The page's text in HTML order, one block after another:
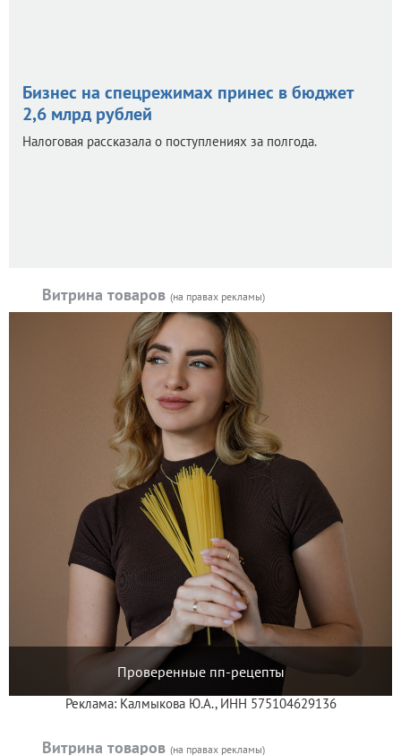
Бизнес на спецрежимах принес в бюджет
2,6 млрд рублей
Налоговая рассказала о поступлениях за полгода.
Витрина товаров (на правах рекламы)
Проверенные пп-рецепты
Реклама: Калмыкова Ю.А., ИНН 575104629136
Витрина товаров (на правах рекламы)